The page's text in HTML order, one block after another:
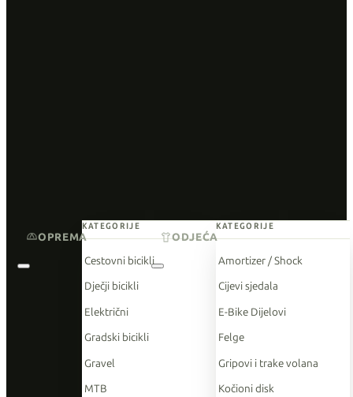
KATEGORIJE
Cestovni bicikli
Dječji bicikli
Električni
Gradski bicikli
Gravel
MTB
KATEGORIJE
Amortizer / Shock
Cijevi sjedala
E-Bike Dijelovi
Felge
Gripovi i trake volana
Kočioni disk
OPREMA ODJEĆA